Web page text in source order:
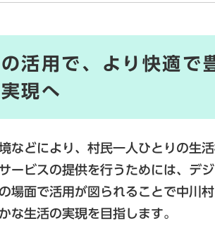
活用で、より快適で
現へ
などにより、村民一人ひとりの生
ービスの提供を行うためには、デ
場面で活用が図られることで中川
な生活の実現を目指します。